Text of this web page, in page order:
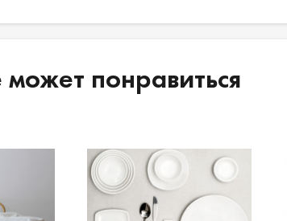
Объем:
понравиться